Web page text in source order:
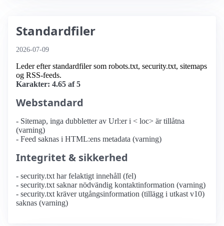
Standardfiler
2026-07-09
Leder efter standardfiler som robots.txt, security.txt, sitemaps
og RSS-feeds.
Karakter: 4.65 af 5
Webstandard
- Sitemap, inga dubbletter av Url:er i < loc> är tillåtna
(varning)
- Feed saknas i HTML:ens metadata (varning)
Integritet & sikkerhed
- security.txt har felaktigt innehåll (fel)
- security.txt saknar nödvändig kontaktinformation (varning)
- security.txt kräver utgångsinformation (tillägg i utkast v10)
saknas (varning)